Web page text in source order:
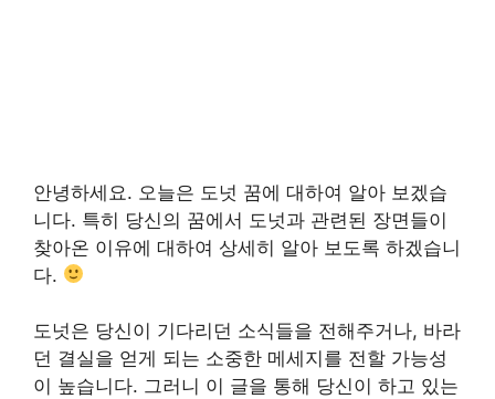
안녕하세요. 오늘은 도넛 꿈에 대하여 알아 보겠습
니다. 특히 당신의 꿈에서 도넛과 관련된 장면들이
찾아온 이유에 대하여 상세히 알아 보도록 하겠습니
다.
도넛은 당신이 기다리던 소식들을 전해주거나, 바라
던 결실을 얻게 되는 소중한 메세지를 전할 가능성
이 높습니다. 그러니 이 글을 통해 당신이 하고 있는